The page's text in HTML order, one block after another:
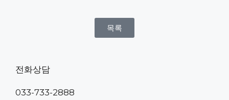
목록
전화상담
033-733-2888